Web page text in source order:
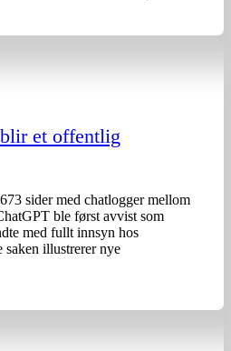
et offentlig
sider med chatlogger mellom
ble først avvist som
med fullt innsyn hos
saken illustrerer nye